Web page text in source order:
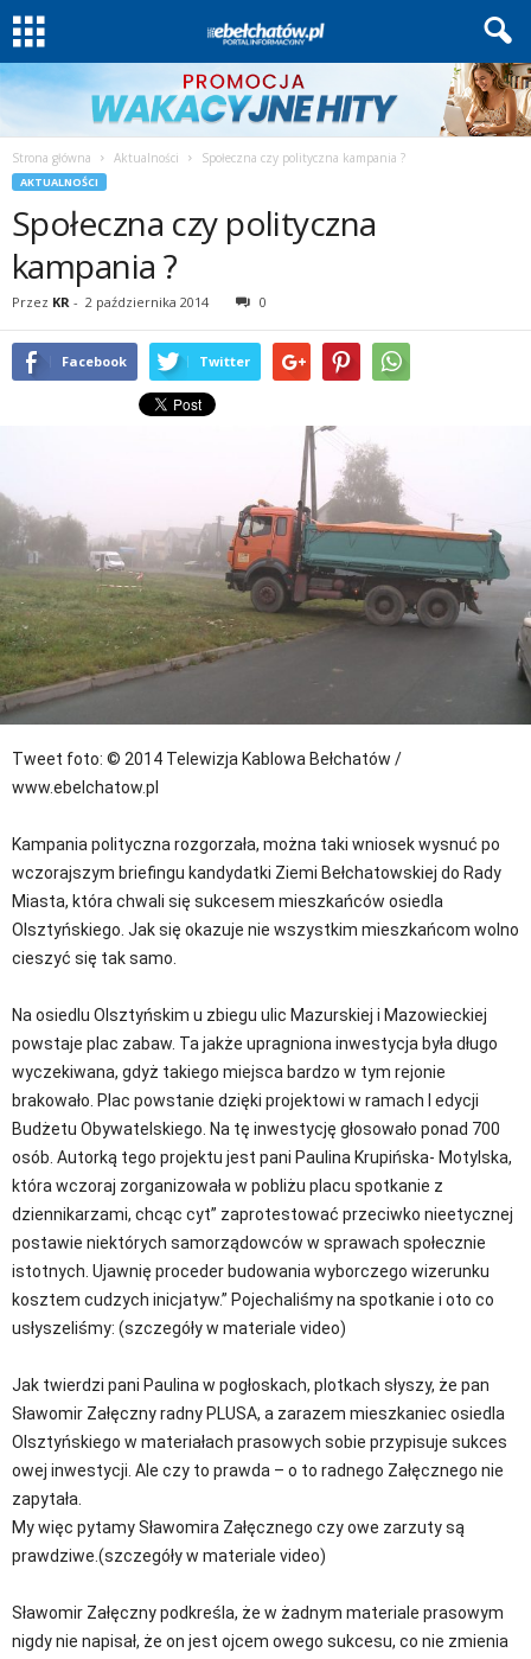
Strona główna Aktualności Społeczna czy polityczna kampania ?
AKTUALNOŚCI
Społeczna czy polityczna
kampania ?
Przez KR - 2 października 2014 0
Facebook Twitter
Tweet foto: © 2014 Telewizja Kablowa Bełchatów /
www.ebelchatow.pl
Kampania polityczna rozgorzała, można taki wniosek wysnuć po
wczorajszym briefingu kandydatki Ziemi Bełchatowskiej do Rady
Miasta, która chwali się sukcesem mieszkańców osiedla
Olsztyńskiego. Jak się okazuje nie wszystkim mieszkańcom wolno
cieszyć się tak samo.
Na osiedlu Olsztyńskim u zbiegu ulic Mazurskiej i Mazowieckiej
powstaje plac zabaw. Ta jakże upragniona inwestycja była długo
wyczekiwana, gdyż takiego miejsca bardzo w tym rejonie
brakowało. Plac powstanie dzięki projektowi w ramach I edycji
Budżetu Obywatelskiego. Na tę inwestycję głosowało ponad 700
osób. Autorką tego projektu jest pani Paulina Krupińska- Motylska,
która wczoraj zorganizowała w pobliżu placu spotkanie z
dziennikarzami, chcąc cyt” zaprotestować przeciwko nieetycznej
postawie niektórych samorządowców w sprawach społecznie
istotnych. Ujawnię proceder budowania wyborczego wizerunku
kosztem cudzych inicjatyw.” Pojechaliśmy na spotkanie i oto co
usłyszeliśmy: (szczegóły w materiale video)
Jak twierdzi pani Paulina w pogłoskach, plotkach słyszy, że pan
Sławomir Załęczny radny PLUSA, a zarazem mieszkaniec osiedla
Olsztyńskiego w materiałach prasowych sobie przypisuje sukces
owej inwestycji. Ale czy to prawda – o to radnego Załęcznego nie
zapytała.
My więc pytamy Sławomira Załęcznego czy owe zarzuty są
prawdziwe.(szczegóły w materiale video)
Sławomir Załęczny podkreśla, że w żadnym materiale prasowym
nigdy nie napisał, że on jest ojcem owego sukcesu, co nie zmienia